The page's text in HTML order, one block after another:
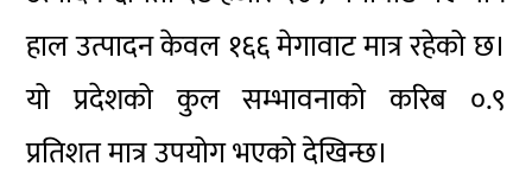
हाल उत्पादन केवल १६६ मेगावाट मात्र रहेको छ।
यो प्रदेशको कुल सम्भावनाको करिब ०.९
प्रतिशत मात्र उपयोग भएको देखिन्छ।